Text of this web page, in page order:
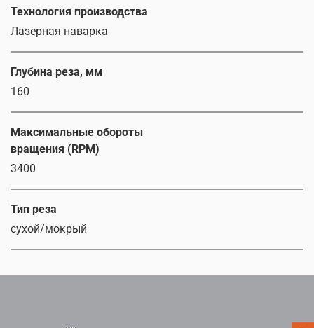
Технология производства
Лазерная наварка
Глубина реза, мм
160
Максимальные обороты
вращения (RPM)
3400
Тип реза
сухой/мокрый